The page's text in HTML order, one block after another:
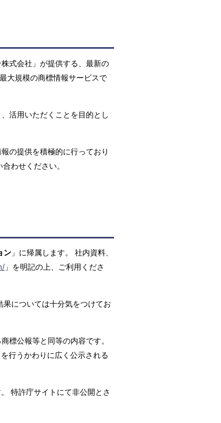
式会社」が提供する、最新の
大規模の商標情報サービスで
活用いただくことを目的とし
の提供を積極的に行っており
わせください。
ン 」に帰属します。 社内資料、
」を明記の上、ご利用くださ
については十分気をつけてお
標公報等と同等の内容です。
行うかわりに広く公示される
特許庁サイトにて非公開とさ